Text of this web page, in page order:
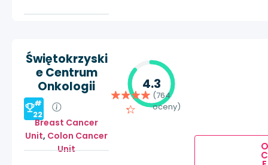
Świętokrzyski
e Centrum
Onkologii
#
22
Breast Cancer
Unit, Colon Cancer
Unit
4.3
(764
oceny)
O
C